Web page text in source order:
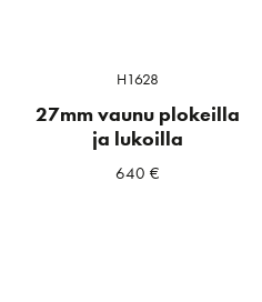
H1628
27mm vaunu plokeilla
ja lukoilla
640€